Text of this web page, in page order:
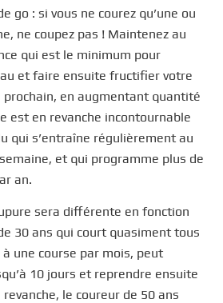
go : si vous ne courez qu’une ou
ne coupez pas ! Maintenez au
qui est le minimum pour
et faire ensuite fructifier votre
en augmentant quantité
est en revanche incontournable
qui s’entraîne régulièrement au
et qui programme plus de
an.
sera différente en fonction
30 ans qui court quasiment tous
une course par mois, peut
10 jours et reprendre ensuite
le coureur de 50 ans